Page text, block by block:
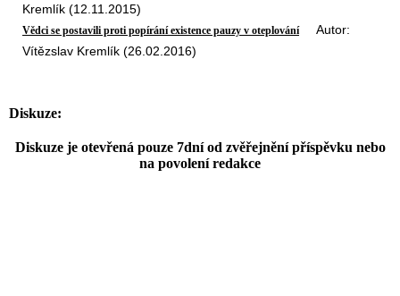
Kremlík (12.11.2015)
Vědci se postavili proti popírání existence pauzy v oteplováníAutor:
Vítězslav Kremlík (26.02.2016)
Diskuze:
Diskuze je otevřená pouze 7dní od zvěřejnění příspěvku nebo
na povolení redakce